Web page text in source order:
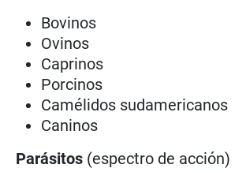
Bovinos
Ovinos
Caprinos
Porcinos
Camélidos sudamericanos
Caninos
Parásitos (espectro de acción)